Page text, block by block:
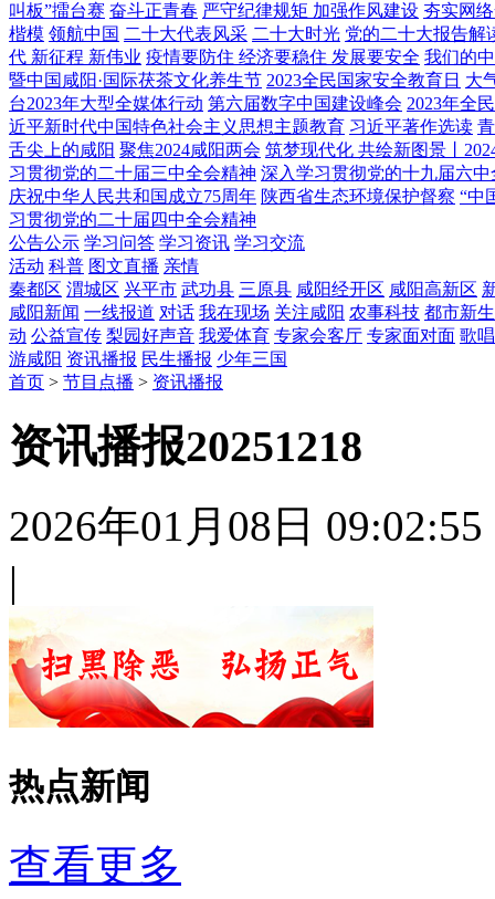
叫板”擂台赛 奋斗正青春 严守纪律规矩 加强作风建设 夯实网
楷模 领航中国 二十大代表风采 二十大时光 党的二十大报告解
代 新征程 新伟业 疫情要防住 经济要稳住 发展要安全 我们的
暨中国咸阳·国际茯茶文化养生节 2023全民国家安全教育日 大
台2023年大型全媒体行动 第六届数字中国建设峰会 2023年全
近平新时代中国特色社会主义思想主题教育 习近平著作选读
舌尖上的咸阳 聚焦2024咸阳两会 筑梦现代化 共绘新图景丨
习贯彻党的二十届三中全会精神 深入学习贯彻党的十九届六中
庆祝中华人民共和国成立75周年 陕西省生态环境保护督察 “中
习贯彻党的二十届四中全会精神
公告公示 学习问答 学习资讯 学习交流
活动 科普 图文直播 亲情
秦都区 渭城区 兴平市 武功县 三原县 咸阳经开区 咸阳高新区
咸阳新闻 一线报道 对话 我在现场 关注咸阳 农事科技 都市新
动 公益宣传 梨园好声音 我爱体育 专家会客厅 专家面对面 歌
游咸阳 资讯播报 民生播报 少年三国
首页 > 节目点播 > 资讯播报
资讯播报20251218
2026年01月08日 09:02:55
|
热点新闻
查看更多